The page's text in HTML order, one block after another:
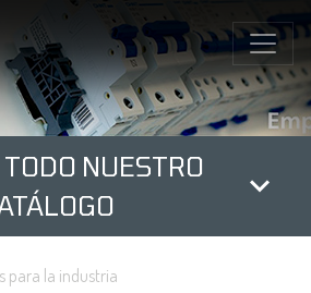
NUESTRO
para la industria